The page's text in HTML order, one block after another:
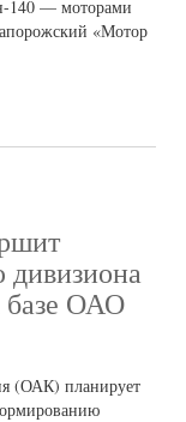
140 — моторами
«Мотор
базе ОАО
(ОАК) планирует